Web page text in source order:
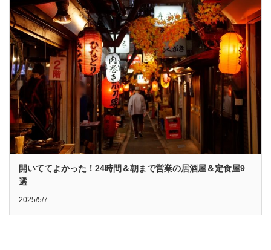
開いててよかった！24時間＆朝まで営業の居酒屋＆定食屋9
選
2025/5/7